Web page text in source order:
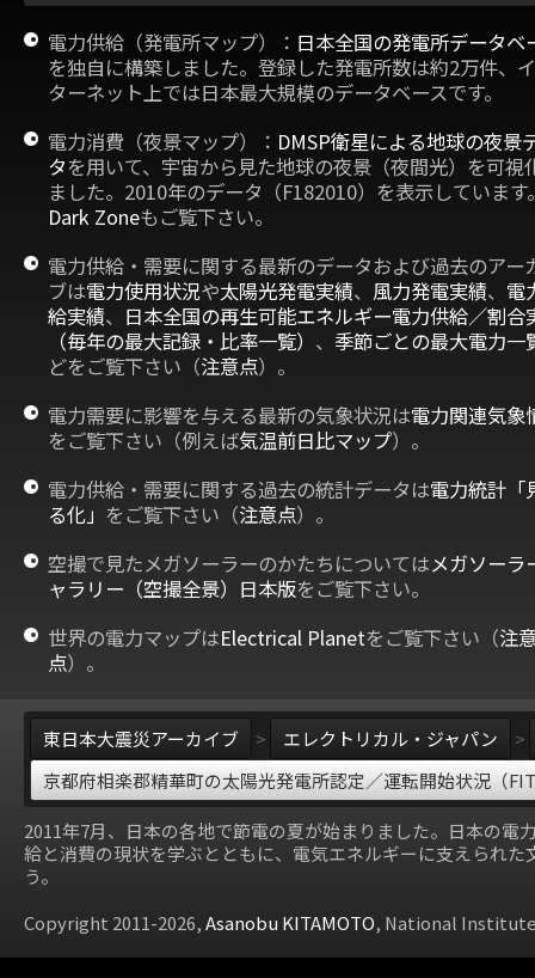
電力供給（発電所マップ）： 日本全国の発電所データベ
を独自に構築しました。登録した発電所数は約2万件、
ターネット上では日本最大規模のデータベースです。
電力消費（夜景マップ）： DMSP衛星による地球の夜景
タを用いて、宇宙から見た地球の夜景（夜間光）を可視
ました。2010年のデータ（F182010）を表示しています
Dark Zoneもご覧下さい。
電力供給・需要に関する最新のデータおよび過去のアー
ブは電力使用状況や太陽光発電実績、 風力発電実績、 電
給実績、 日本全国の再生可能エネルギー電力供給／割合
（毎年の最大記録・比率一覧） 、 季節ごとの最大電力一
どをご覧下さい（注意点）。
電力需要に影響を与える最新の気象状況は電力関連気象
をご覧下さい（例えば気温前日比マップ）。
電力供給・需要に関する過去の統計データは電力統計「
る化」 をご覧下さい（注意点）。
空撮で見たメガソーラーのかたちについてはメガソーラ
ャラリー（空撮全景）日本版をご覧下さい。
世界の電力マップはElectrical Planetをご覧下さい（注
点）。
東日本大震災アーカイブ > エレクトリカル・ジャパン
>
京都府相楽郡精華町の太陽光発電所認定／運転開始状況（
2011年7月、日本の各地で節電の夏が始まりました。日本の電
給と消費の現状を学ぶとともに、電気エネルギーに支えられた
う。
Copyright 2011-2026,Asanobu KITAMOTO, National